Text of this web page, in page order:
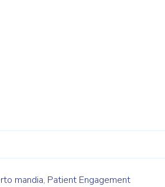
mandia, Patient Engagement